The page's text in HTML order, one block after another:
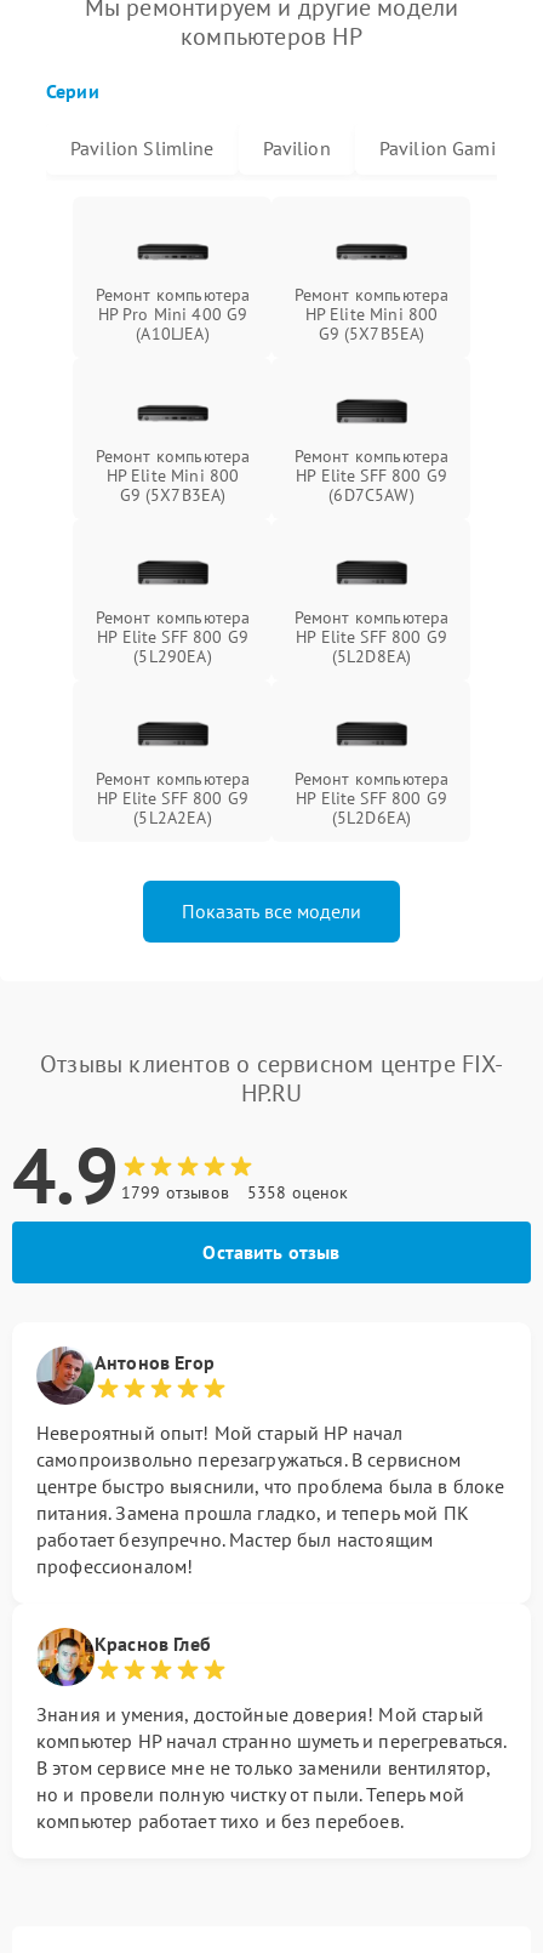
Мы ремонтируем и другие модели
компьютеров HP
Серии
Pavilion Slimline Pavilion Pavilion Gaming
Ремонт компьютера
HP Pro Mini 400 G9
(A10LJEA)
Ремонт компьютера
HP Elite Mini 800
G9 (5X7B5EA)
Ремонт компьютера
HP Elite Mini 800
G9 (5X7B3EA)
Ремонт компьютера
HP Elite SFF 800 G9
(6D7C5AW)
Ремонт компьютера
HP Elite SFF 800 G9
(5L290EA)
Ремонт компьютера
HP Elite SFF 800 G9
(5L2D8EA)
Ремонт компьютера
HP Elite SFF 800 G9
(5L2A2EA)
Ремонт компьютера
HP Elite SFF 800 G9
(5L2D6EA)
Показать все модели
Отзывы клиентов о сервисном центре FIX-
HP.RU
4.9 1799 отзывов 5358 оценок
Оставить отзыв
Антонов Егор
Невероятный опыт! Мой старый HP начал
самопроизвольно перезагружаться. В сервисном
центре быстро выяснили, что проблема была в блоке
питания. Замена прошла гладко, и теперь мой ПК
работает безупречно. Мастер был настоящим
профессионалом!
Краснов Глеб
Знания и умения, достойные доверия! Мой старый
компьютер HP начал странно шуметь и перегреваться.
В этом сервисе мне не только заменили вентилятор,
но и провели полную чистку от пыли. Теперь мой
компьютер работает тихо и без перебоев.